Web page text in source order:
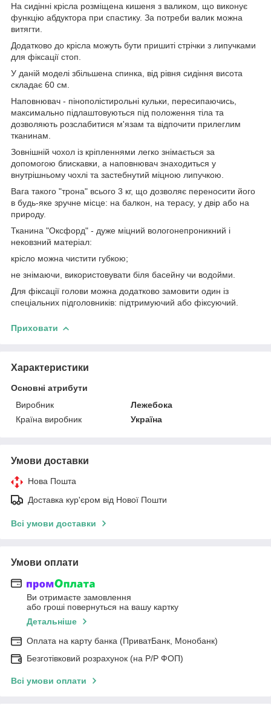
На сидінні крісла розміщена кишеня з валиком, що виконує
функцію абдуктора при спастику. За потреби валик можна
витягти.
Додатково до крісла можуть бути пришиті стрічки з липучками
для фіксації стоп.
У даній моделі збільшена спинка, від рівня сидіння висота
складає 60 см.
Наповнювач - пінополістирольні кульки, пересипаючись,
максимально підлаштовуються під положення тіла та
дозволяють розслабитися м'язам та відпочити прилеглим
тканинам.
Зовнішній чохол із кріпленнями легко знімається за
допомогою блискавки, а наповнювач знаходиться у
внутрішньому чохлі та застебнутий міцною липучкою.
Вага такого "трона" всього 3 кг, що дозволяє переносити його
в будь-яке зручне місце: на балкон, на терасу, у двір або на
природу.
Тканина "Оксфорд" - дуже міцний вологонепроникний і
нековзний матеріал:
крісло можна чистити губкою;
не знімаючи, використовувати біля басейну чи водойми.
Для фіксації голови можна додатково замовити один із
спеціальних підголовників: підтримуючий або фіксуючий.
Приховати
Характеристики
Основні атрибути
Виробник
Лежебока
Країна виробник
Україна
Умови доставки
Нова Пошта
Доставка кур'єром від Нової Пошти
Всі умови доставки
Умови оплати
Ви отримаєте замовлення
або гроші повернуться на вашу картку
Детальніше
Оплата на карту банка (ПриватБанк, Монобанк)
Безготівковий розрахунок (на Р/Р ФОП)
Всі умови оплати